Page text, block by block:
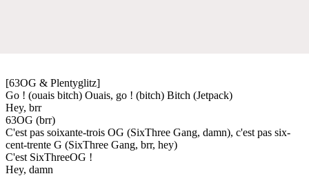
[63OG & Plentyglitz]
Go ! (ouais bitch) Ouais, go ! (bitch) Bitch (Jetpack)
Hey, brr
63OG (brr)
C'est pas soixante-trois OG (SixThree Gang, damn), c'est pas six-
cent-trente G (SixThree Gang, brr, hey)
C'est SixThreeOG !
Hey, damn